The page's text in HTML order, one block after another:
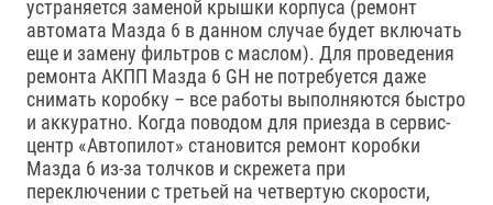
устраняется заменой крышки корпуса (ремонт
автомата Мазда 6 в данном случае будет включать
еще и замену фильтров с маслом). Для проведения
ремонта АКПП Мазда 6 GH не потребуется даже
снимать коробку – все работы выполняются быстро
и аккуратно. Когда поводом для приезда в сервис-
центр «Автопилот» становится ремонт коробки
Мазда 6 из-за толчков и скрежета при
переключении с третьей на четвертую скорости,